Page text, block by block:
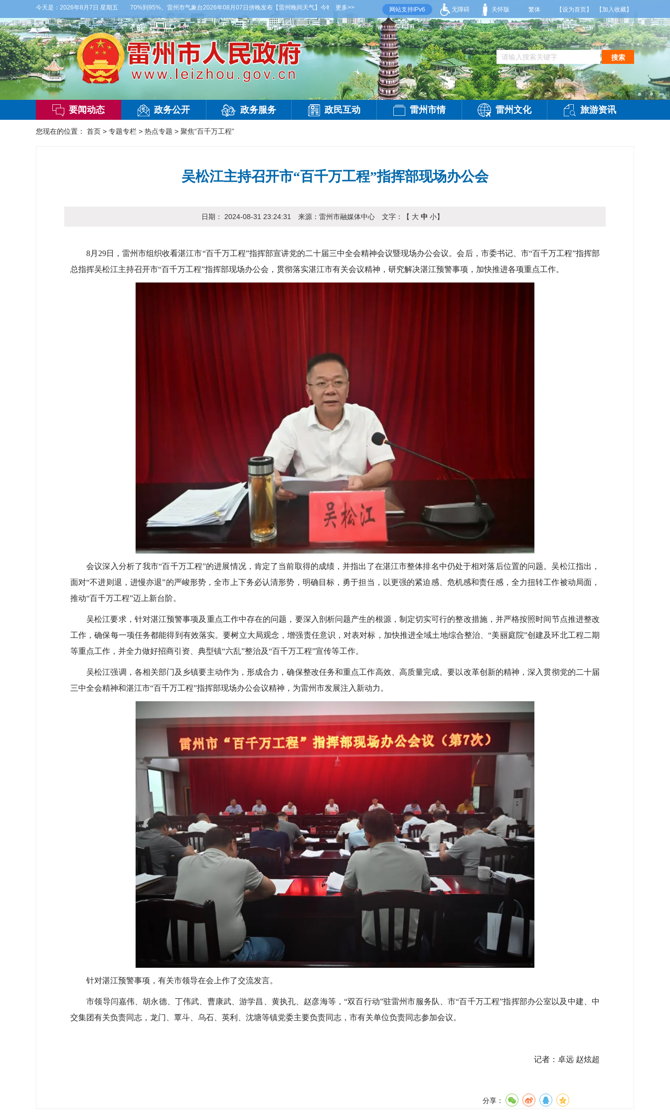
今天是： 2026年8月7日 星期五
，偏西风2-3级，气温26到35度，相对湿度70%到95%。雷州市气象台2026年08月07日傍晚发布【雷州晚间天气】今晚到明天白天，多云，局部有雷阵雨，偏西风2-3级，气温26到35度，相对湿度70%到95%。雷州市气象台2026年08月07日傍晚发布
更多>> 网站支持IPv6 无障碍 关怀版 繁体 【设为首页】 【加入收藏】
搜索
要闻动态 政务公开 政务服务 政民互动 雷州市情 雷州文化 旅游资讯
您现在的位置： 首页 > 专题专栏 > 热点专题 > 聚焦“百千万工程”
吴松江主持召开市“百千万工程”指挥部现场办公会
日期： 2024-08-31 23:24:31 来源： 雷州市融媒体中心 文字：【 大 中 小】
8月29日，雷州市组织收看湛江市“百千万工程”指挥部宣讲党的二十届三中全会精神会议暨现场办公会议。会后，市委书记、市“百千万工程”指挥部
总指挥吴松江主持召开市“百千万工程”指挥部现场办公会，贯彻落实湛江市有关会议精神，研究解决湛江预警事项，加快推进各项重点工作。
会议深入分析了我市“百千万工程”的进展情况，肯定了当前取得的成绩，并指出了在湛江市整体排名中仍处于相对落后位置的问题。吴松江指出，
面对“不进则退，进慢亦退”的严峻形势，全市上下务必认清形势，明确目标，勇于担当，以更强的紧迫感、危机感和责任感，全力扭转工作被动局面，
推动“百千万工程”迈上新台阶。
吴松江要求，针对湛江预警事项及重点工作中存在的问题，要深入剖析问题产生的根源，制定切实可行的整改措施，并严格按照时间节点推进整改
工作，确保每一项任务都能得到有效落实。要树立大局观念，增强责任意识，对表对标，加快推进全域土地综合整治、“美丽庭院”创建及环北工程二期
等重点工作，并全力做好招商引资、典型镇“六乱”整治及“百千万工程”宣传等工作。
吴松江强调，各相关部门及乡镇要主动作为，形成合力，确保整改任务和重点工作高效、高质量完成。要以改革创新的精神，深入贯彻党的二十届
三中全会精神和湛江市“百千万工程”指挥部现场办公会议精神，为雷州市发展注入新动力。
针对湛江预警事项，有关市领导在会上作了交流发言。
市领导闫嘉伟、胡永德、丁伟武、曹康武、游学昌、黄执孔、赵彦海等，“双百行动”驻雷州市服务队、市“百千万工程”指挥部办公室以及中建、中
交集团有关负责同志，龙门、覃斗、乌石、英利、沈塘等镇党委主要负责同志，市有关单位负责同志参加会议。
记者：卓远 赵炫超
分享：